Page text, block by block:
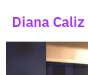
Diana Caliz